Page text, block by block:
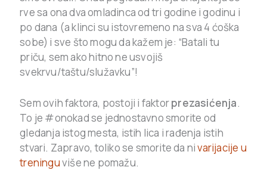
rve sa ona dva omladinca od tri godine i godinu i
po dana (a klinci su istovremeno na sva 4 ćoška
sobe) i sve što mogu da kažem je: “Batali tu
priču, sem ako hitno ne usvojiš
svekrvu/taštu/služavku”!
Sem ovih faktora, postoji i faktorprezasićenja.
To je #onokad se jednostavno smorite od
gledanja istog mesta, istih lica i rađenja istih
stvari. Zapravo, toliko se smorite da nivarijacije u
treninguviše ne pomažu.